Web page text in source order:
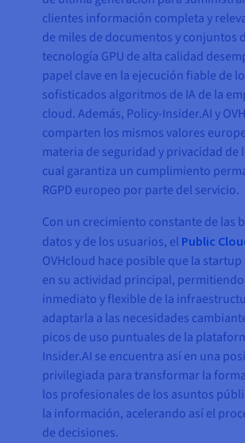
clientes información completa y
de miles de documentos y conjuntos
tecnología GPU de alta calidad
papel clave en la ejecución fiable de
sofisticados algoritmos de IA de la
cloud. Además, Policy-Insider.AI y
comparten los mismos valores
materia de seguridad y privacidad de
cual garantiza un cumplimiento
RGPD europeo por parte del servicio.
Con un crecimiento constante de las
datos y de los usuarios, el Public
OVHcloud hace posible que la
en su actividad principal,
inmediato y flexible de la
adaptarla a las necesidades
picos de uso puntuales de la
Insider.AI se encuentra así en una
privilegiada para transformar la
los profesionales de los asuntos
la información, acelerando así el
de decisiones.